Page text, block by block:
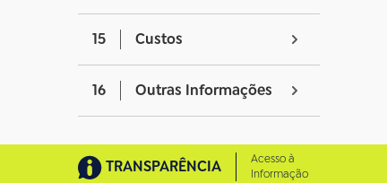
15 Custos
16 Outras Informações
TRANSPARÊNCIA
Acesso à
Informação